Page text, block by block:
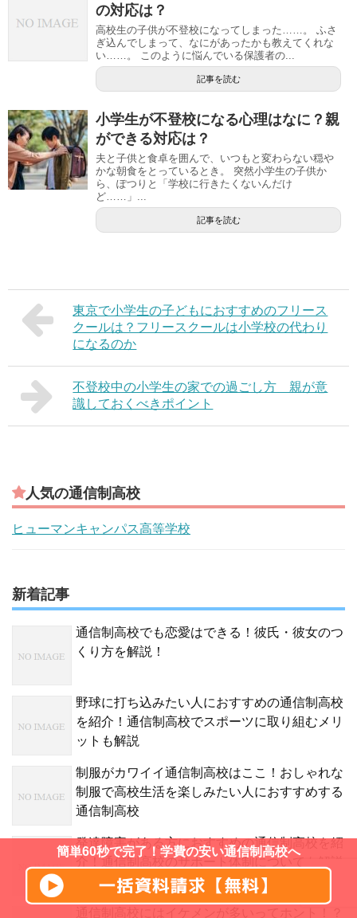
簡単60秒で完了！学費の安い通信制高校へ
の対応は？
高校生の子供が不登校になってしまった……。 ふさ
ぎ込んでしまって、なにがあったかも教えてくれな
い……。 このように悩んでいる保護者の...
記事を読む
小学生が不登校になる心理はなに？親
ができる対応は？
夫と子供と食卓を囲んで、いつもと変わらない穏や
かな朝食をとっているとき。 突然小学生の子供か
ら、ぽつりと「学校に行きたくないんだけ
ど……」...
記事を読む
東京で小学生の子どもにおすすめのフリース
クールは？フリースクールは小学校の代わり
になるのか
不登校中の小学生の家での過ごし方 親が意
識しておくべきポイント
人気の通信制高校
ヒューマンキャンパス高等学校
新着記事
通信制高校でも恋愛はできる！彼氏・彼女のつ
くり方を解説！
野球に打ち込みたい人におすすめの通信制高校
を紹介！通信制高校でスポーツに取り組むメリ
ットも解説
制服がカワイイ通信制高校はここ！おしゃれな
制服で高校生活を楽しみたい人におすすめする
通信制高校
発達障害がある方におすすめの通信制高校を紹
介！通信制高校のサポート体制についても解説